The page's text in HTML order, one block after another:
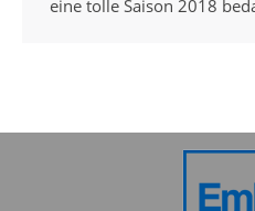
eine tolle Saison 2018